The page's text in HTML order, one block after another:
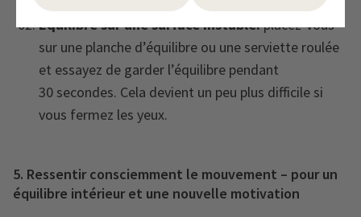
Équilibre sur une surface instable:placez-vous
sur une planche d’équilibre ou une serviette roulée
et essayez de garder l’équilibre pendant
30 secondes. Cela devient un peu plus difficile si
vous fermez les yeux.
5. Ressentir consciemment le mouvement – pour un
équilibre intérieur et une nouvelle motivation